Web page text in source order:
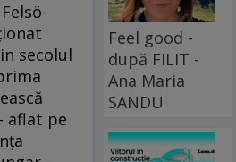
secolul
aflat pe
Feel good -
după FILIT -
Ana Maria
SANDU